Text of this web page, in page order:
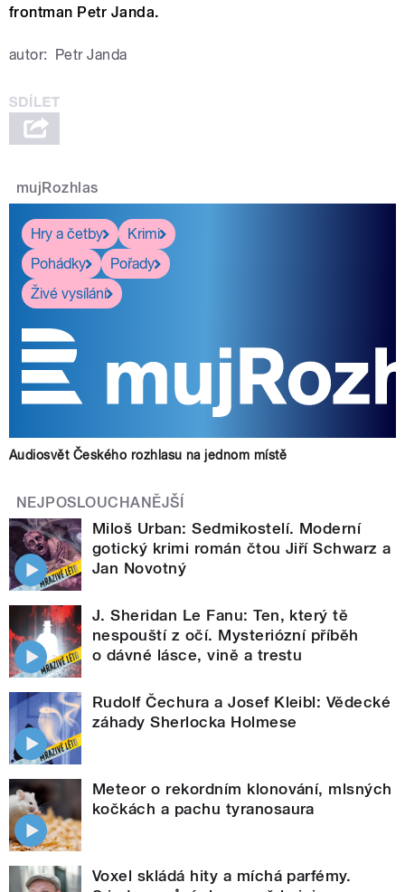
frontman Petr Janda.
autor: Petr Janda
mujRozhlas
Hry a četby
Krimi
Pohádky
Pořady
Živé vysílání
Audiosvět Českého rozhlasu na jednom místě
NEJPOSLOUCHANĚJŠÍ
Miloš Urban: Sedmikostelí. Moderní
gotický krimi román čtou Jiří Schwarz a
Jan Novotný
J. Sheridan Le Fanu: Ten, který tě
nespouští z očí. Mysteriózní příběh
o dávné lásce, vině a trestu
Rudolf Čechura a Josef Kleibl: Vědecké
záhady Sherlocka Holmese
Meteor o rekordním klonování, mlsných
kočkách a pachu tyranosaura
Voxel skládá hity a míchá parfémy.